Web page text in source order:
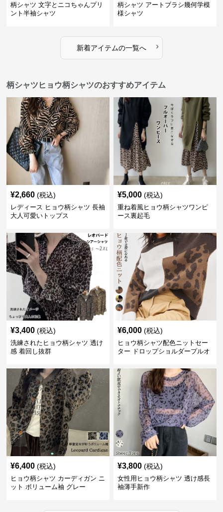
柄シャツ 文字とニコちゃんプリ
ント半袖シャツ
柄シャツ アートブラシ幾何学模
様シャツ
新着アイテムの一覧へ ›
柄シャツヒョウ柄シャツのおすすめアイテム
¥2,660 (税込)
レディース ヒョウ柄シャツ 長袖
大人可愛いトップス
¥5,000 (税込)
重ね着風ヒョウ柄シャツワンピ
ース裏起毛
¥3,400 (税込)
洗練されたヒョウ柄シャツ 透け
感 着回し抜群
¥6,000 (税込)
ヒョウ柄シャツ配色ニットセー
ター ドロップショルダープルオ
¥6,400 (税込)
ヒョウ柄シャツ カーディガン ニ
ット ボリューム袖 グレー
¥3,800 (税込)
女性用ヒョウ柄シャツ 透け感長
袖薄手新作